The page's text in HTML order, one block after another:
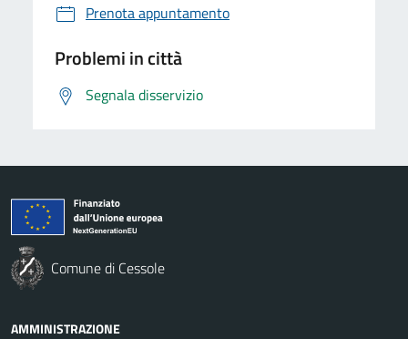
Prenota appuntamento
Problemi in città
Segnala disservizio
Comune di Cessole
AMMINISTRAZIONE